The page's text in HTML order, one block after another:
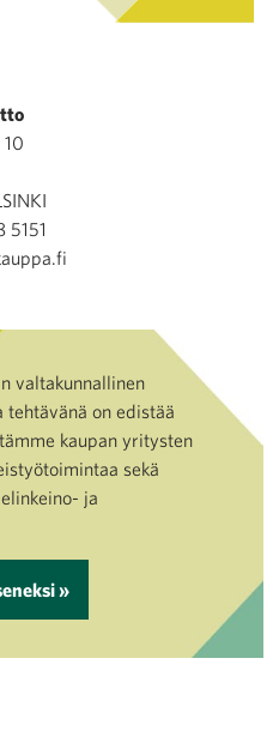
5151
valtakunnallinen
on edistää
kaupan yritysten
sekä
ja
»